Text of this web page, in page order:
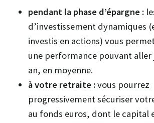
pendant la phase d’épargne :
d’investissement dynamiques
investis en actions) vous
une performance pouvant aller
an, en moyenne.
à votre retraite :vous pourrez
progressivement sécuriser
au fonds euros, dont le capital